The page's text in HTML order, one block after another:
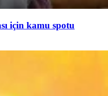
için kamu spotu